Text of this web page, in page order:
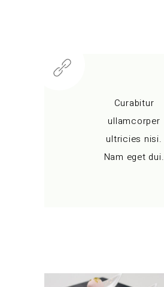
Curabitur
ullamcorper
ultricies nisi.
Nam eget dui.